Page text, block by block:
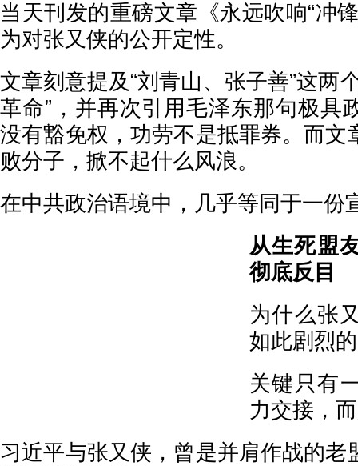
当天刊发的重磅文章《永远吹响“冲
为对张又侠的公开定性。
文章刻意提及“刘青山、张子善”这两
革命”，并再次引用毛泽东那句极具
没有豁免权，功劳不是抵罪券。而文
败分子，掀不起什么风浪。
在中共政治语境中，几乎等同于一份
从生死盟
彻底反目
为什么张
如此剧烈
关键只有
力交接，
习近平与张又侠，曾是并肩作战的老